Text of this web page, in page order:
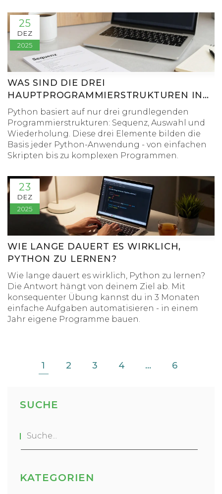
25
DEZ
2025
WAS SIND DIE DREI
HAUPTPROGRAMMIERSTRUKTUREN IN
PYTHON?
Python basiert auf nur drei grundlegenden
Programmierstrukturen: Sequenz, Auswahl und
Wiederholung. Diese drei Elemente bilden die
Basis jeder Python-Anwendung - von einfachen
Skripten bis zu komplexen Programmen.
23
DEZ
2025
WIE LANGE DAUERT ES WIRKLICH,
PYTHON ZU LERNEN?
Wie lange dauert es wirklich, Python zu lernen?
Die Antwort hängt von deinem Ziel ab. Mit
konsequenter Übung kannst du in 3 Monaten
einfache Aufgaben automatisieren - in einem
Jahr eigene Programme bauen.
1 2 3 4 … 6
SUCHE
KATEGORIEN